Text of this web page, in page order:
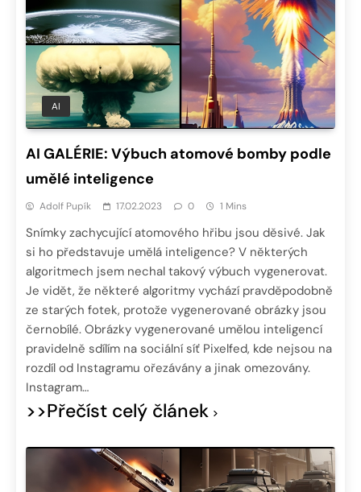
AI
AI GALÉRIE: Výbuch atomové bomby podle
umělé inteligence
Adolf Pupík 17.02.2023 0 1 Mins
Snímky zachycující atomového hřibu jsou děsivé. Jak
si ho představuje umělá inteligence? V některých
algoritmech jsem nechal takový výbuch vygenerovat.
Je vidět, že některé algoritmy vychází pravděpodobně
ze starých fotek, protože vygenerované obrázky jsou
černobílé. Obrázky vygenerované umělou inteligencí
pravidelně sdílím na sociální síť Pixelfed, kde nejsou na
rozdíl od Instagramu ořezávány a jinak omezovány.
Instagram…
>>Přečíst celý článek